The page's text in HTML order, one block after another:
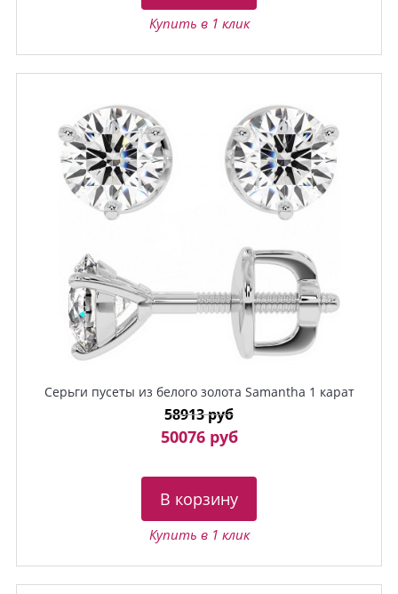
Купить в 1 клик
Серьги пусеты из белого золота Samantha 1 карат
58913 руб
50076 руб
В корзину
Купить в 1 клик